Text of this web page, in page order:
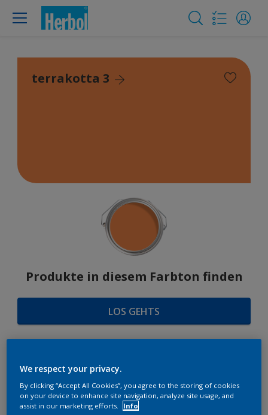
terrakotta 3
Produkte in diesem Farbton finden
LOS GEHTS
FARBAUSWAHL
We respect your privacy.
By clicking “Accept All Cookies”, you agree to the storing of cookies
on your device to enhance site navigation, analyze site usage, and
assist in our marketing efforts.
Info